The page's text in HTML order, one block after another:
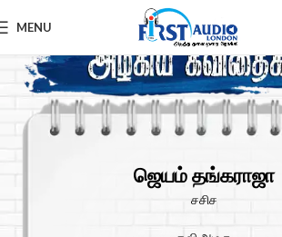
MENU
ஜெயம் தங்கராஜா
சசிச